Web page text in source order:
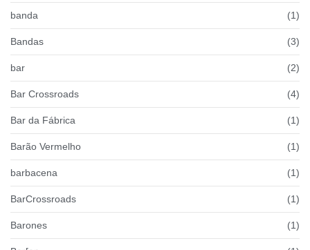
banda (1)
Bandas (3)
bar (2)
Bar Crossroads (4)
Bar da Fábrica (1)
Barão Vermelho (1)
barbacena (1)
BarCrossroads (1)
Barones (1)